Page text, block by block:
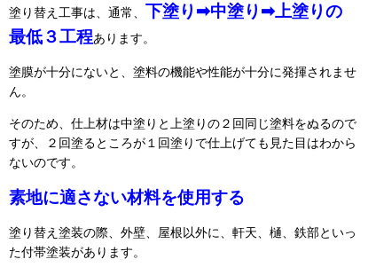
塗り替え工事は、通常、 下塗り➡中塗り➡上塗りの
最低３工程あります。
塗膜が十分にないと、塗料の機能や性能が十分に発揮されませ
ん。
そのため、仕上材は中塗りと上塗りの２回同じ塗料をぬるので
すが、２回塗るところが１回塗りで仕上げても見た目はわから
ないのです。
素地に適さない材料を使用する
塗り替え塗装の際、外壁、屋根以外に、軒天、樋、鉄部といっ
た付帯塗装があります。